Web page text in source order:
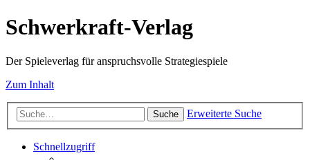
Schwerkraft-Verlag
Der Spieleverlag für anspruchsvolle Strategiespiele
Zum Inhalt
Suche Erweiterte Suche
Schnellzugriff